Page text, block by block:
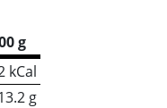
g
kCal
g